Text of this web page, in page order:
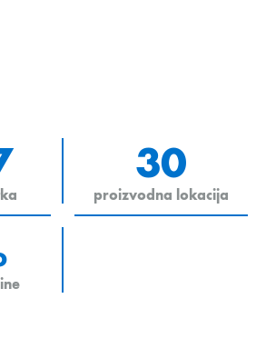
30
proizvodna lokacija